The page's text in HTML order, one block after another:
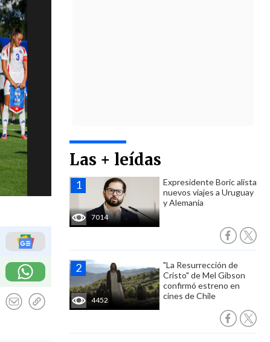
Las + leídas
7014
Expresidente Boric alista
nuevos viajes a Uruguay
y Alemania
4452
"La Resurrección de
Cristo" de Mel Gibson
confirmó estreno en
cines de Chile